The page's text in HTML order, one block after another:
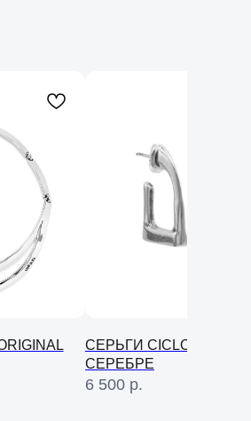
СЕРЬГИ CICLON
СЕРЕБРЕ
6 500 р.